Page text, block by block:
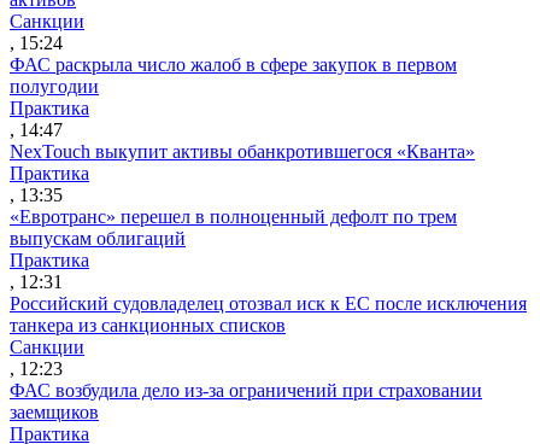
Санкции
, 15:24
ФАС раскрыла число жалоб в сфере закупок в первом
полугодии
Практика
, 14:47
NexTouch выкупит активы обанкротившегося «Кванта»
Практика
, 13:35
«Евротранс» перешел в полноценный дефолт по трем
выпускам облигаций
Практика
, 12:31
Российский судовладелец отозвал иск к ЕС после исключения
танкера из санкционных списков
Санкции
, 12:23
ФАС возбудила дело из-за ограничений при страховании
заемщиков
Практика